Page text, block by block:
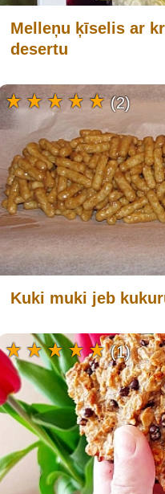
Melleņu ķīselis ar
desertu
Kuki muki jeb
(2)
(1)